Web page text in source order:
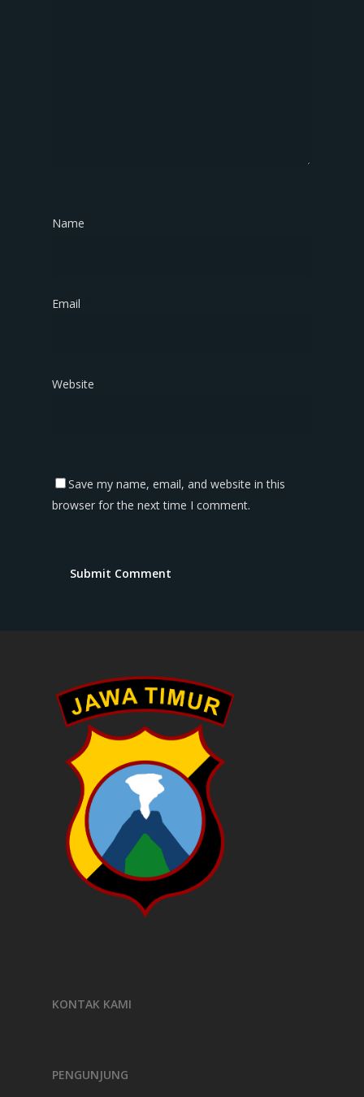
Name
Email
Website
Save my name, email, and website in this
browser for the next time I comment.
KONTAK KAMI
PENGUNJUNG